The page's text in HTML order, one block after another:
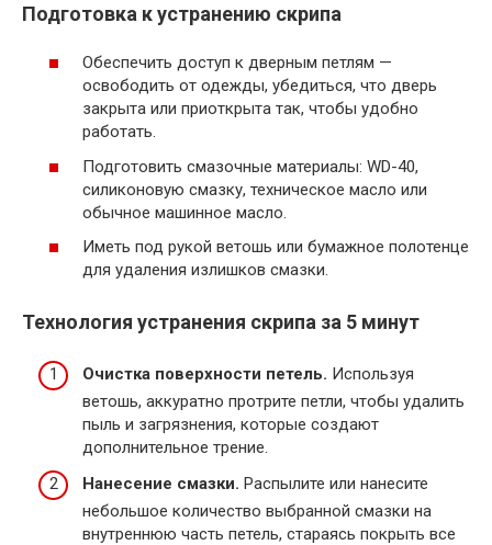
Подготовка к устранению скрипа
Обеспечить доступ к дверным петлям —
освободить от одежды, убедиться, что дверь
закрыта или приоткрыта так, чтобы удобно
работать.
Подготовить смазочные материалы: WD-40,
силиконовую смазку, техническое масло или
обычное машинное масло.
Иметь под рукой ветошь или бумажное полотенце
для удаления излишков смазки.
Технология устранения скрипа за 5 минут
Очистка поверхности петель. Используя
ветошь, аккуратно протрите петли, чтобы удалить
пыль и загрязнения, которые создают
дополнительное трение.
Нанесение смазки. Распылите или нанесите
небольшое количество выбранной смазки на
внутреннюю часть петель, стараясь покрыть все